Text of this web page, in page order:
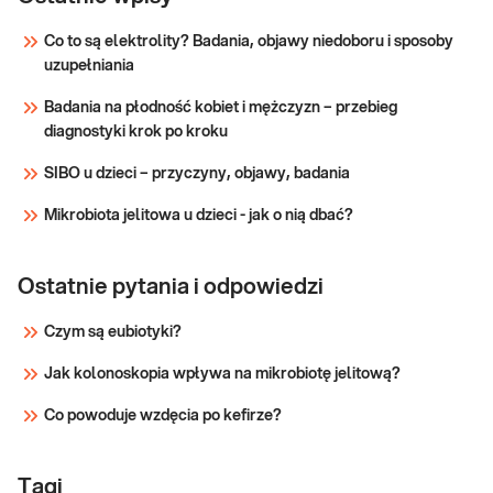
wazopresyny.
Co to są elektrolity? Badania, objawy niedoboru i sposoby
uzupełniania
Badania na płodność kobiet i mężczyzn – przebieg
diagnostyki krok po kroku
SIBO u dzieci – przyczyny, objawy, badania
Mikrobiota jelitowa u dzieci - jak o nią dbać?
Ostatnie pytania i odpowiedzi
Czym są eubiotyki?
Jak kolonoskopia wpływa na mikrobiotę jelitową?
Co powoduje wzdęcia po kefirze?
Tagi